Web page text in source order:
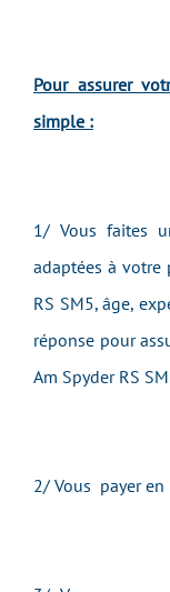
Pour assurer
simple :
1/ Vous faites
adaptées à votre
RS SM5, âge,
réponse pour
Am Spyder RS
2/ Vous payer